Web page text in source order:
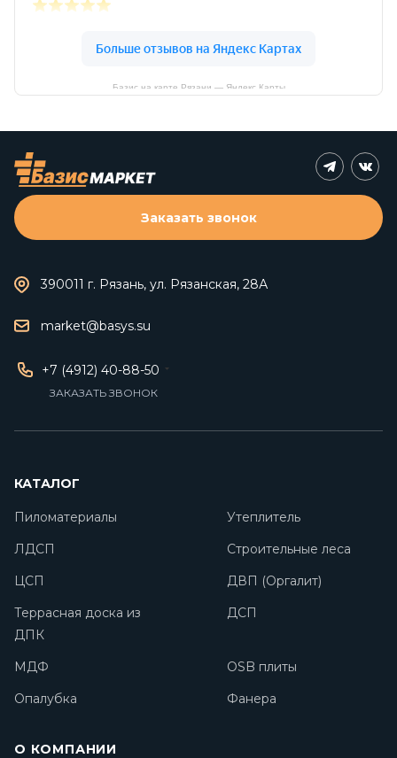
Базис на карте Рязани — Яндекс Карты
390011 г. Рязань, ул. Рязанская, 28А
market@basys.su
+7 (4912) 40-88-50
ЗАКАЗАТЬ ЗВОНОК
Заказать звонок
КАТАЛОГ
Пиломатериалы
Утеплитель
ЛДСП
Строительные леса
ЦСП
ДВП (Оргалит)
Террасная доска из
ДПК
ДСП
МДФ
OSB плиты
Опалубка
Фанера
О КОМПАНИИ